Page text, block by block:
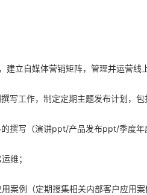
建立自媒体营销矩阵，管理并运营
写工作，制定定期主题发布计划，
撰写（演讲ppt/产品发布ppt/季度
维；
案例（定期搜集相关内部客户应用